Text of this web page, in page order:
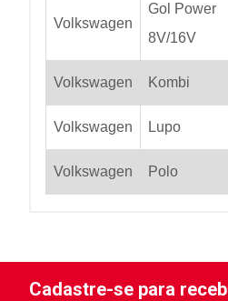
Volkswagen
Gol Power
8V/16V
Volkswagen Kombi
Volkswagen Lupo
Volkswagen Polo
Cadastre-se para